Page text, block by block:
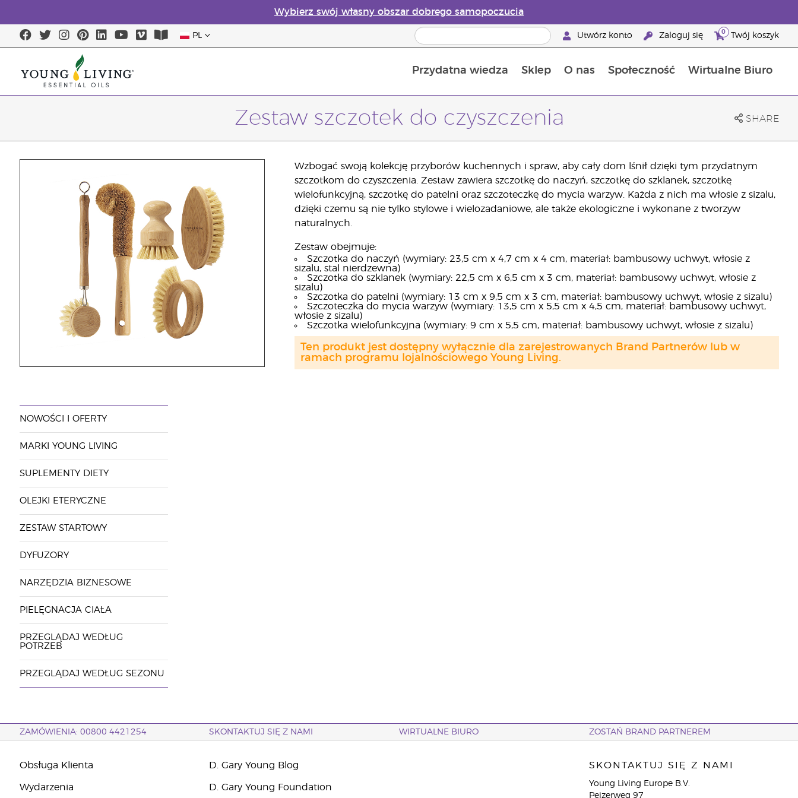
Wybierz swój własny obszar dobrego samopoczucia
PL Utwórz konto Zaloguj się 0 Twój koszyk
Przydatna wiedza Sklep O nas Społeczność Wirtualne Biuro
Zestaw szczotek do czyszczenia SHARE
Wzbogać swoją kolekcję przyborów kuchennych i spraw, aby cały dom lśnił dzięki tym przydatnym
szczotkom do czyszczenia. Zestaw zawiera szczotkę do naczyń, szczotkę do szklanek, szczotkę
wielofunkcyjną, szczotkę do patelni oraz szczoteczkę do mycia warzyw. Każda z nich ma włosie z sizalu,
dzięki czemu są nie tylko stylowe i wielozadaniowe, ale także ekologiczne i wykonane z tworzyw
naturalnych.
Zestaw obejmuje:
Szczotka do naczyń (wymiary: 23,5 cm x 4,7 cm x 4 cm, materiał: bambusowy uchwyt, włosie z
sizalu, stal nierdzewna)
Szczotka do szklanek (wymiary: 22,5 cm x 6,5 cm x 3 cm, materiał: bambusowy uchwyt, włosie z
sizalu)
Szczotka do patelni (wymiary: 13 cm x 9,5 cm x 3 cm, materiał: bambusowy uchwyt, włosie z sizalu)
Szczoteczka do mycia warzyw (wymiary: 13,5 cm x 5,5 cm x 4,5 cm, materiał: bambusowy uchwyt,
włosie z sizalu)
Szczotka wielofunkcyjna (wymiary: 9 cm x 5,5 cm, materiał: bambusowy uchwyt, włosie z sizalu)
Ten produkt jest dostępny wyłącznie dla zarejestrowanych Brand Partnerów lub w
ramach programu lojalnościowego Young Living.
NOWOŚCI I OFERTY
MARKI YOUNG LIVING
SUPLEMENTY DIETY
OLEJKI ETERYCZNE
ZESTAW STARTOWY
DYFUZORY
NARZĘDZIA BIZNESOWE
PIELĘGNACJA CIAŁA
PRZEGLĄDAJ WEDŁUG
POTRZEB
PRZEGLĄDAJ WEDŁUG SEZONU
ZAMÓWIENIA: 00800 4421254 SKONTAKTUJ SIĘ Z NAMI WIRTUALNE BIURO ZOSTAŃ BRAND PARTNEREM
Obsługa Klienta
Wydarzenia
D. Gary Young Blog
D. Gary Young Foundation
SKONTAKTUJ SIĘ Z NAMI
Young Living Europe B.V.
Peizerweg 97